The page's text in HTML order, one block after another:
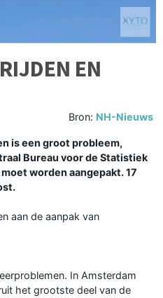
EN
Bron: NH-Nieuws
is een groot probleem,
Bureau voor de Statistiek
worden aangepakt. 17
aan de aanpak van
In Amsterdam
het grootste deel van de